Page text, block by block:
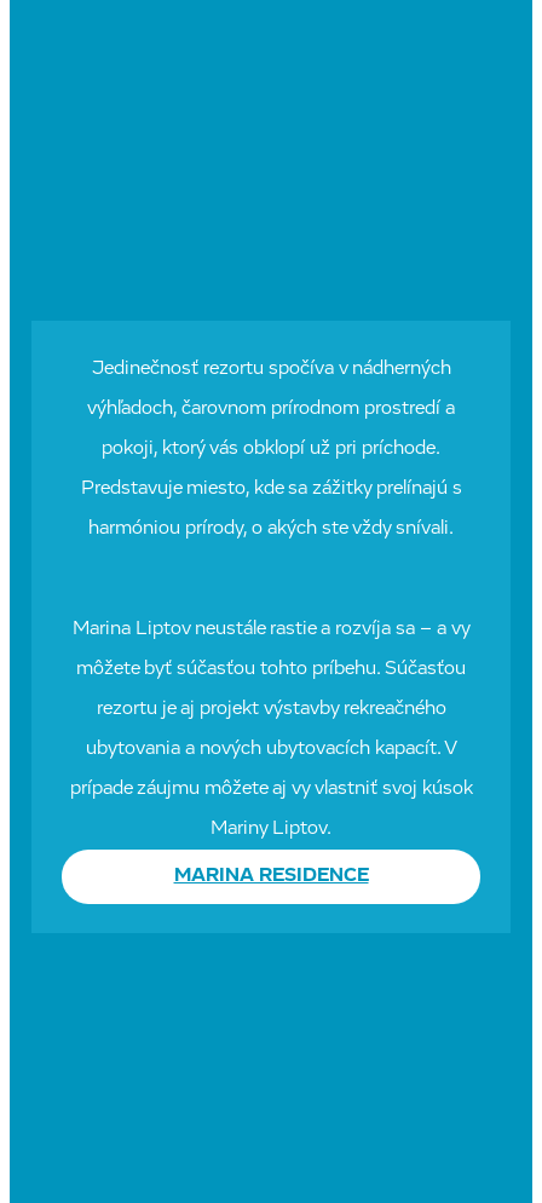
Jedinečnosť rezortu spočíva v nádherných
výhľadoch, čarovnom prírodnom prostredí a
pokoji, ktorý vás obklopí už pri príchode.
Predstavuje miesto, kde sa zážitky prelínajú s
harmóniou prírody, o akých ste vždy snívali.
Marina Liptov neustále rastie a rozvíja sa – a vy
môžete byť súčasťou tohto príbehu. Súčasťou
rezortu je aj projekt výstavby rekreačného
ubytovania a nových ubytovacích kapacít. V
prípade záujmu môžete aj vy vlastniť svoj kúsok
Mariny Liptov.
MARINA RESIDENCE